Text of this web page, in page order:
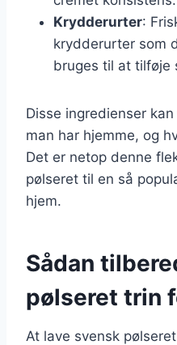
Krydderurter:
krydderurter som
bruges til at tilføje
Disse ingredienser
man har hjemme, og
Det er netop denne
pølseret til en så
hjem.
Sådan
pølseret trin
At lave svensk